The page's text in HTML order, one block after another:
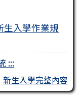
生入學作業規
:::
新生入學完整內容